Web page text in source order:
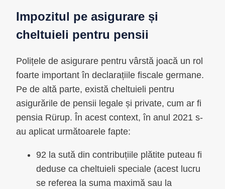
Impozitul pe asigurare și
cheltuieli pentru pensii
Polițele de asigurare pentru vârstă joacă un rol
foarte important în declarațiile fiscale germane.
Pe de altă parte, există cheltuieli pentru
asigurările de pensii legale și private, cum ar fi
pensia Rürup. În acest context, în anul 2021 s-
au aplicat următoarele fapte:
92 la sută din contribuțiile plătite puteau fi
deduse ca cheltuieli speciale (acest lucru
se referea la suma maximă sau la